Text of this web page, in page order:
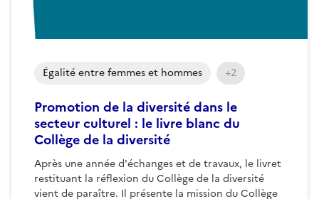
Promotion de la diversité dans le
secteur culturel : le livre blanc du
Collège de la diversité
Après une année d'échanges et de travaux, le livret
restituant la réflexion du Collège de la diversité
vient de paraître. Il présente la mission du Collège
Égalité entre femmes et hommes +2